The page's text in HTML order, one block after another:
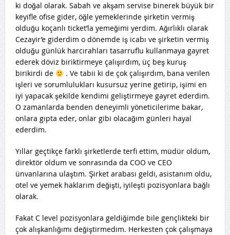
ki doğal olarak. Sabah ve akşam servise binerek büyük bir
keyifle ofise gider, öğle yemeklerinde şirketin vermiş
olduğu koçanlı ticket’la yemeğimi yerdim. Ağırlıklı olarak
Cezayir’e giderdim o dönemde iş icabı ve şirketin vermiş
olduğu günlük harcırahları tasarruflu kullanmaya gayret
ederek döviz biriktirmeye çalışırdım, üç beş kuruş
birikirdi de
. Ve tabii ki de çok çalışırdım, bana verilen
işleri ve sorumlulukları kusursuz yerine getirip, işimi en
iyi yapacak şekilde kendimi geliştirmeye gayret ederdim.
O zamanlarda benden deneyimli yöneticilerime bakar,
onlara gıpta eder, onlar gibi olacağım günleri hayal
ederdim.
Yıllar geçtikçe farklı şirketlerde terfi ettim, müdür oldum,
direktör oldum ve sonrasında da COO ve CEO
ünvanlarına ulaştım. Şirket arabası geldi, asistanım oldu,
otel ve yemek haklarım değişti, iyileşti pozisyonlara bağlı
olarak.
Fakat C level pozisyonlara geldiğimde bile gençlikteki bir
çok alışkanlığımı değiştirmedim. Herkesten çok çalışmaya